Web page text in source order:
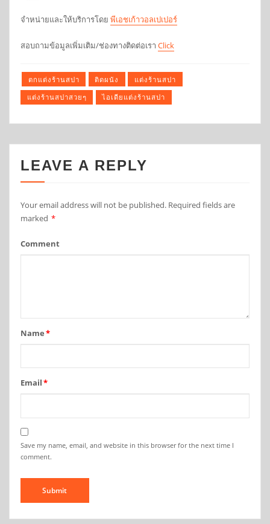
จำหน่ายและให้บริการโดย พีเอชเก้าวอลเปเปอร์
สอบถามข้อมูลเพิ่มเติม/ช่องทางติดต่อเรา Click
ตกแต่งร้านสปา ติดผนัง
แต่งร้านสปา
แต่งร้านสปาสวยๆ
ไอเดียแต่งร้านสปา
LEAVE A REPLY
Your email address will not be published. Required fields are
marked *
Comment
Name*
Email*
Save my name, email, and website in this browser for the next time I
comment.